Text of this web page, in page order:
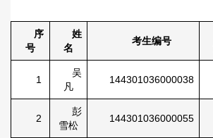
序
号
姓
名
考生编号
1
吴
凡
144301036000038
2
彭
雪松
144301036000055